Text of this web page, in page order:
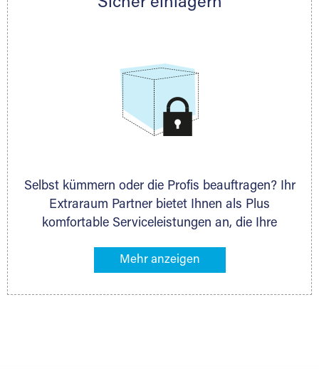
persönlich hinsichtlich Lagervolumen und zu
Selbst kümmern oder die Profis beauftragen? Ihr
Extraraum Partner bietet Ihnen als Plus
komfortable Serviceleistungen an, die Ihre
gehören z. B. Verpackungsservice, Lieferung von
Ihr Lagergut wird bei Ihrem Extraraum Partner